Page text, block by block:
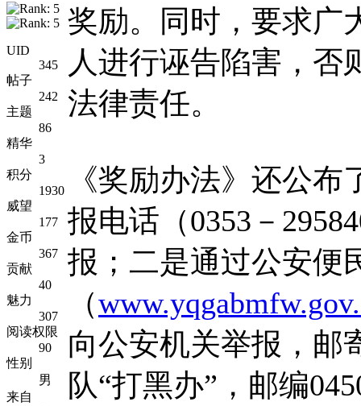
UID
345
帖子
242
主题
86
精华
3
积分
1930
威望
177
金币
367
贡献
40
魅力
307
阅读权限
90
性别
男
来自
奖励。同时，要求广
人进行诬告陷害，否
法律责任。
《奖励办法》还公
报电话（0353－
报；二是通过公安便
（
向公安机关举报，邮
队“打黑办”，邮编